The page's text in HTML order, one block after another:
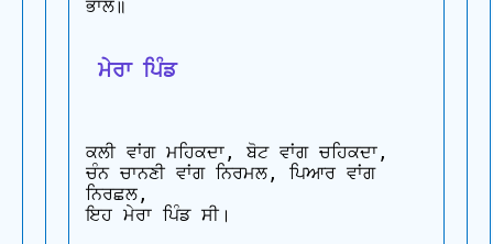
ਭਾਲ॥
ਮੇਰਾ ਪਿੰਡ
ਕਲੀ ਵਾਂਗ ਮਹਿਕਦਾ, ਬੋਟ ਵਾਂਗ ਚਹਿਕਦਾ,
ਚੰਨ ਚਾਨਣੀ ਵਾਂਗ ਨਿਰਮਲ, ਪਿਆਰ ਵਾਂਗ
ਨਿਰਛਲ,
ਇਹ ਮੇਰਾ ਪਿੰਡ ਸੀ।